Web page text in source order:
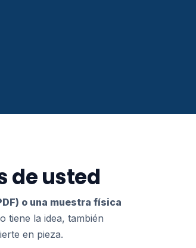
de usted
o una muestra física
tiene la idea, también
en pieza.